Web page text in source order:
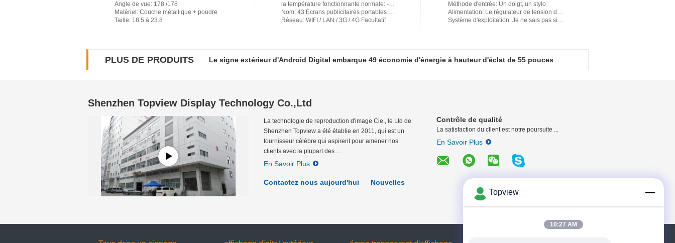
Angle de vue: 178 /178
Matériel : Couche métallique + poudre
Taille: 18.5 à 23.8
la température fonctionnante normale: -40 à 55 degrés Celsius
Nom: 43 Écrans publicitaires portables LCD Affichage affichage alimenté par batterie Kiosque mobile Totem
Réseau: WIFI / LAN / 3G / 4G Facultatif
Méthode d'entrée: Un doigt, un stylo
Alimentation: Le régulateur de tension doit être utilisé.
Système d'exploitation: Je ne sais pas si je peux le faire.
PLUS DE PRODUITS Le signe extérieur d'Android Digital embarque 49 économie d'énergie à hauteur d'éclat de 55 pouces
Shenzhen Topview Display Technology Co.,Ltd
La technologie de reproduction d'image Cie., le Ltd de
Shenzhen Topview a été établie en 2011, qui est un
fournisseur célèbre qui aspirent pour amener nos
clients avec la plupart des ...
En Savoir Plus
Contactez nous aujourd'hui Nouvelles
Contrôle de qualité
La satisfaction du client est notre poursuite ...
En Savoir Plus
Topview
10:27 AM